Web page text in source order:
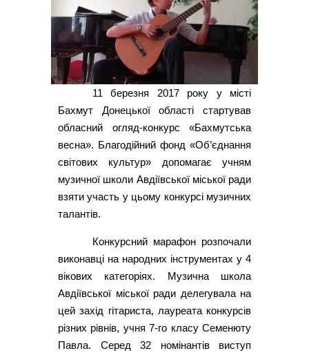
11 березня 2017 року у місті
Бахмут Донецької області стартував
обласний огляд-конкурс «Бахмутська
весна». Благодійний фонд «Об’єднання
світових культур» допомагає учням
музичної школи Авдіївської міської ради
взяти участь у цьому конкурсі музичних
талантів.
Конкурсний марафон розпочали
виконавці на народних інструментах у 4
вікових категоріях. Музична школа
Авдіївської міської ради делегувала на
цей захід гітариста, лауреата конкурсів
різних рівнів, учня 7-го класу Семенюту
Павла. Серед 32 номінантів виступ